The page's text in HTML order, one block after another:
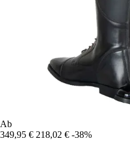
Ab
349,95 € 218,02 € -38%